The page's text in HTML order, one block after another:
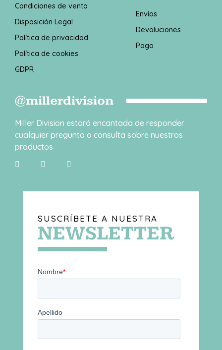
Condiciones de venta
Disposición Legal
Política de privacidad
Política de cookies
GDPR
Envíos
Devoluciones
Pago
@millerdivision
Miller Division estará encantada de responder
cualquier pregunta o consulta sobre nuestros
productos
SUSCRÍBETE A NUESTRA
NEWSLETTER